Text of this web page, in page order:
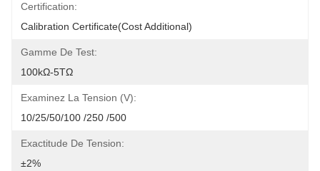
Certification:
Calibration Certificate(cost Additional)
Gamme De Test:
100kΩ-5TΩ
Examinez La Tension (V):
10/25/50/100 /250 /500
Exactitude De Tension:
±2%